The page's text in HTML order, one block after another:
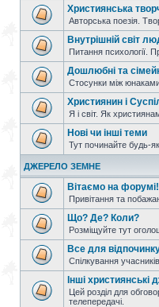
Християнська
Авторська поезія.
Внутрішній світ
Питання психології.
Дошлюбні та
Стосунки між юнаками
Християнин і
Я і світ. Як
Нові чи інші теми
Тут починайте будь-
ДЖЕРЕЛО ЗЕМНЕ
Вітаємо на форумі!
Привітання та
Що? Де? Коли?
Розміщуйте тут
Все для
Спілкування
Інші християнські
Цей розділ для
телепередачі.